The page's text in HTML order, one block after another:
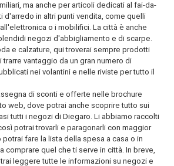
ma anche per articoli dedicati al fai-da-
d'arredo in altri punti vendita, come quelli
o i mobilifici. La città è anche
negozi d'abbigliamento e di scarpe.
e calzature, qui troverai sempre prodotti
trarre vantaggio da un gran numero di
nei volantini e nelle riviste per tutto il
di sconti e offerte nelle brochure
web, dove potrai anche scoprire tutto sui
tutti i negozi di Diegaro. Li abbiamo raccolti
potrai trovarli e paragonarli con maggior
fare la lista della spesa a casa o in
comprare quel che ti serve in città. In breve,
leggere tutte le informazioni su negozi e